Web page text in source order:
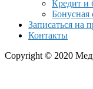
Кредит и
Бонусная
Записаться на
Контакты
Copyright © 2020